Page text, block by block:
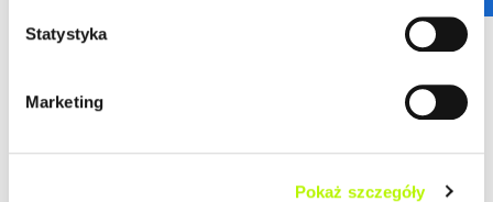
Statystyka
Marketing
Pokaż szczegóły